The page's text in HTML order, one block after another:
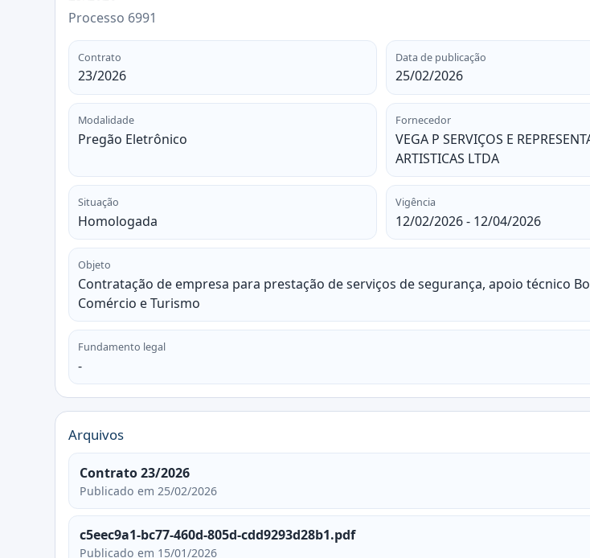
Processo 6991
Contrato
23/2026
Data de publicação
25/02/2026
Modalidade
Pregão Eletrônico
Fornecedor
VEGA P SERVIÇOS E
ARTISTICAS LTDA
Situação
Homologada
Vigência
12/02/2026 - 12/04/2026
Objeto
Contratação de empresa para prestação de serviços de segurança, apoio técnico
Comércio e Turismo
Fundamento legal
-
Arquivos
Contrato 23/2026
Publicado em 25/02/2026
c5eec9a1-bc77-460d-805d-cdd9293d28b1.pdf
Publicado em 15/01/2026